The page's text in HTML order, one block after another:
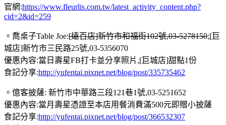
官網:https://www.fleurlis.com.tw/latest_activity_content.php?
cid=2&id=259
。喬桌子Table Joe:[遠百店]新竹市和福街102號,03-5278150;[巨
城店]新竹市三民路25號,03-5356070
優惠內容:當日壽星FB打卡並分享照片,[巨城店]甜點1份
食記分享:http://yufentai.pixnet.net/blog/post/335735462
。億客披薩: 新竹市中華路三段121巷1號,03-5251652
優惠內容:當月壽星憑證至本店用餐消費滿500元即贈小披薩
食記分享:http://yufentai.pixnet.net/blog/post/366532307